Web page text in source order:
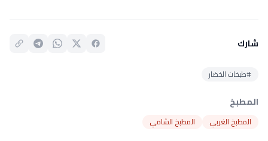
شارك
#طبخات الخضار
المطبخ
المطبخ الغربي المطبخ الشامي